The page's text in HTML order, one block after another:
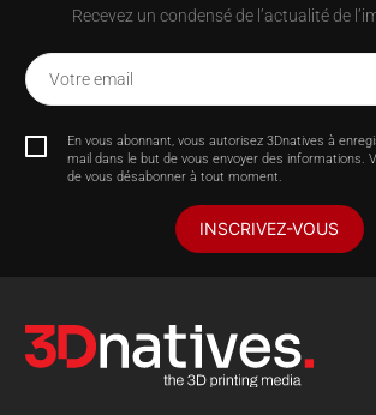
Recevez un condensé de l’actualité de
Votre email
En vous abonnant, vous autorisez 3Dnatives à
mail dans le but de vous envoyer des informations.
de vous désabonner à tout moment.
INSCRIVEZ-VOUS